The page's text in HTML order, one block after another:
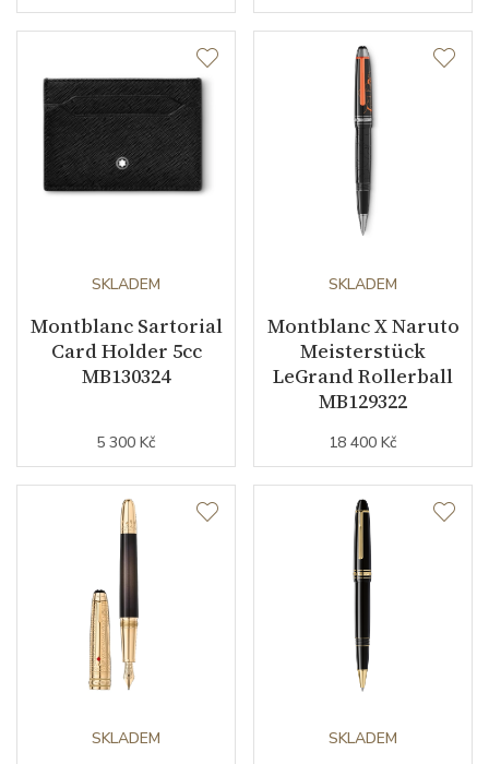
SKLADEM
Montblanc Sartorial
Card Holder 5cc
MB130324
5 300 Kč
SKLADEM
Montblanc X Naruto
Meisterstück
LeGrand Rollerball
MB129322
18 400 Kč
SKLADEM SKLADEM